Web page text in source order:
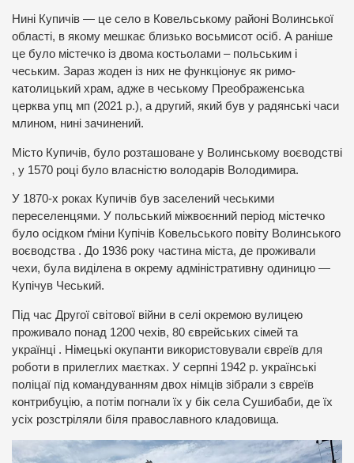
Нині Купичів — це село в Ковельському районі Волинської
області, в якому мешкає близько восьмисот осіб. А раніше
це було містечко із двома костьолами – польським і
чеським. Зараз жоден із них не функціонує як римо-
католицький храм, адже в чеському Преображенська
церква упц мп (2021 р.), а другий, який був у радянські часи
млином, нині зачинений.
Місто Купичів, було розташоване у Волинському воєводстві
, у 1570 році було власністю володарів Володимира.
У 1870-х роках Купичів був заселений чеськими
переселенцями. У польський міжвоєнний період містечко
було осідком ґміни Купічів Ковельського повіту Волинського
воєводства . До 1936 року частина міста, де проживали
чехи, була виділена в окрему адміністративну одиницю —
Купічув Чеський.
Під час Другої світової війни в селі окремою вулицею
проживало понад 1200 чехів, 80 єврейських сімей та
українці . Німецькі окупанти використовували євреїв для
роботи в прилеглих маєтках. У серпні 1942 р. українські
поліцаї під командуванням двох німців зібрали з євреїв
контрибуцію, а потім погнали їх у бік села Сушибаби, де їх
усіх розстріляли біля православного кладовища.